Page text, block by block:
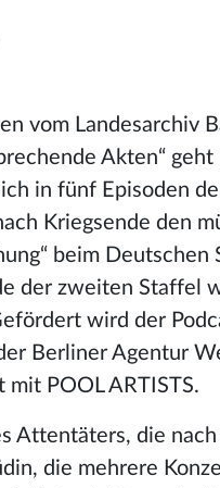
vom Landesarchiv
Akten“
in fünf Episoden
Kriegsende den
beim
der zweiten Staffel
wird der
Berliner Agentur
mit POOL ARTISTS.
Attentäters, die
die mehrere